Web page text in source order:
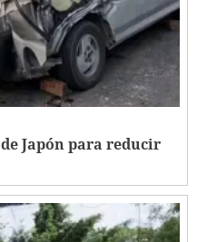
Japón para reducir